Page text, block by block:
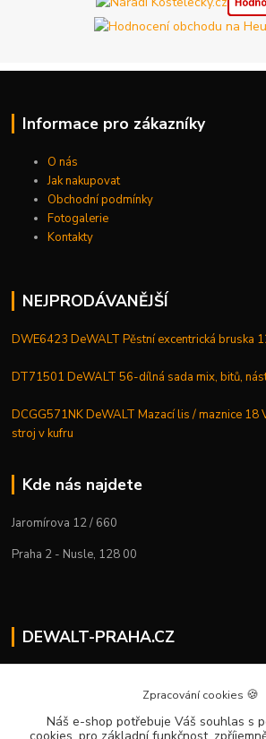
Informace pro zákazníky
O nás
Jak nakupovat
Obchodní podmínky
Fotogalerie
Kontakty
NEJPRODÁVANĚJŠÍ
DWE6423 DeWALT Pěstní excentrická bruska
DT71501 DeWALT 56-dílná sada mix, bitů,
DCGG571NK DeWALT Mazací lis / maznice 18
stroj v kufru
Kde nás najdete
Jaromírova 12 / 660
Praha 2 - Nusle, 128 00
DEWALT-PRAHA.CZ
+420 224 936 535
Zpracování cookies 🍪
Náš e-shop potřebuje Váš souhlas s